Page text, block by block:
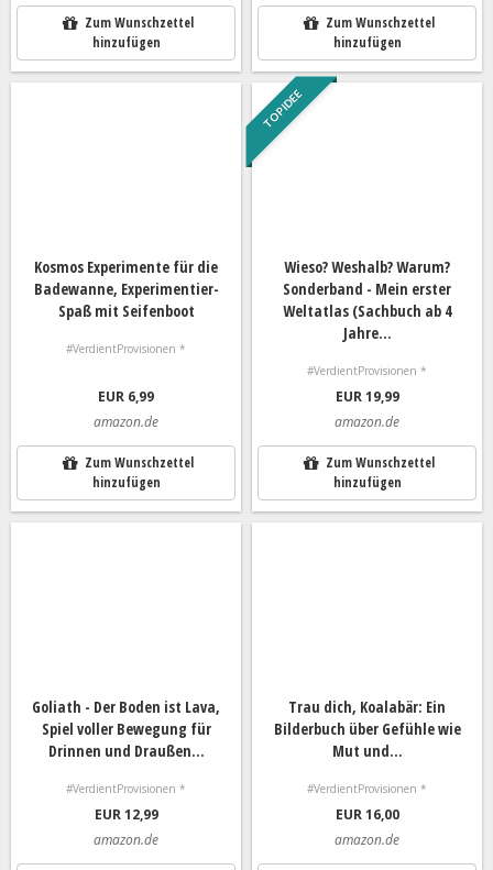
Zum Wunschzettel
hinzufügen
Zum Wunschzettel
hinzufügen
Kosmos Experimente für die
Badewanne, Experimentier-
Spaß mit Seifenboot
#VerdientProvisionen *
EUR 6,99
amazon.de
Zum Wunschzettel
hinzufügen
TOP IDEE
Wieso? Weshalb? Warum?
Sonderband - Mein erster
Weltatlas (Sachbuch ab 4
Jahre...
#VerdientProvisionen *
EUR 19,99
amazon.de
Zum Wunschzettel
hinzufügen
Goliath - Der Boden ist Lava,
Spiel voller Bewegung für
Drinnen und Draußen...
#VerdientProvisionen *
EUR 12,99
amazon.de
Trau dich, Koalabär: Ein
Bilderbuch über Gefühle wie
Mut und...
#VerdientProvisionen *
EUR 16,00
amazon.de